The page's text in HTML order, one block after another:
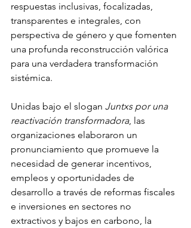
respuestas inclusivas, focalizadas,
transparentes e integrales, con
perspectiva de género y que fomenten
una profunda reconstrucción valórica
para una verdadera transformación
sistémica.
Unidas bajo el slogan Juntxs por una
reactivación transformadora, las
organizaciones elaboraron un
pronunciamiento que promueve la
necesidad de generar incentivos,
empleos y oportunidades de
desarrollo a través de reformas fiscales
e inversiones en sectores no
extractivos y bajos en carbono, la